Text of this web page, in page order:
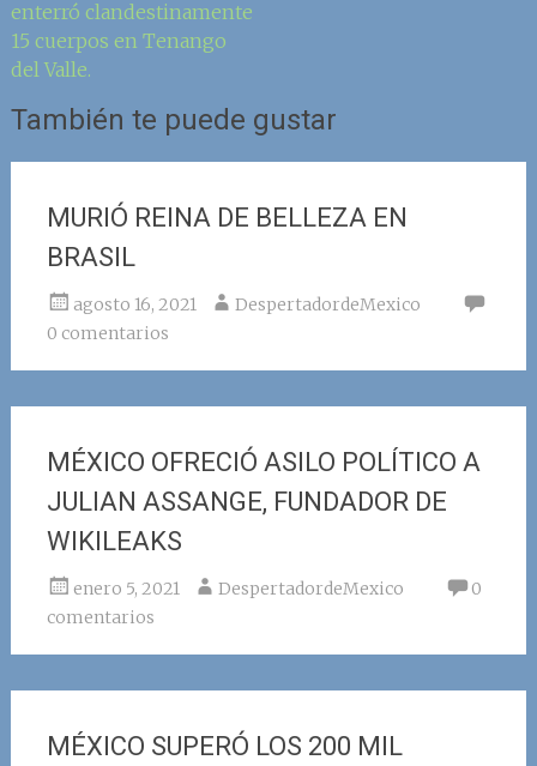
enterró clandestinamente
15 cuerpos en Tenango
del Valle.
También te puede gustar
MURIÓ REINA DE BELLEZA EN
BRASIL
agosto 16, 2021
DespertadordeMexico
0 comentarios
MÉXICO OFRECIÓ ASILO POLÍTICO A
JULIAN ASSANGE, FUNDADOR DE
WIKILEAKS
enero 5, 2021 DespertadordeMexico
0
comentarios
MÉXICO SUPERÓ LOS 200 MIL